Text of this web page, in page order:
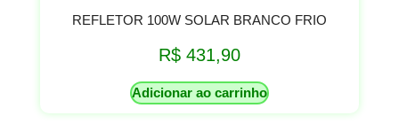
REFLETOR 100W SOLAR BRANCO FRIO
R$ 431,90
Adicionar ao carrinho